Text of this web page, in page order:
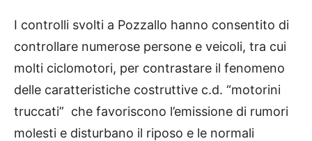
I controlli svolti a Pozzallo hanno consentito di
controllare numerose persone e veicoli, tra cui
molti ciclomotori, per contrastare il fenomeno
delle caratteristiche costruttive c.d. “motorini
truccati” che favoriscono l’emissione di rumori
molesti e disturbano il riposo e le normali